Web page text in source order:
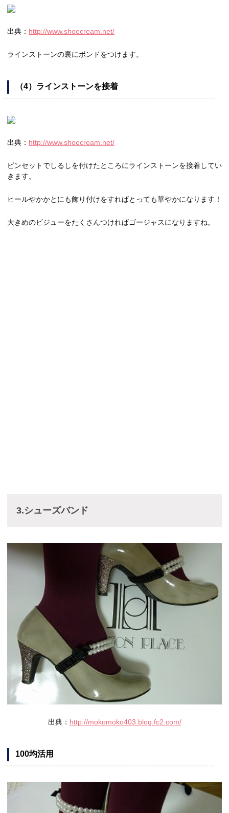
出典： http://www.shoecream.net/
ラインストーンの裏にボンドをつけます。
（4）ラインストーンを接着
出典： http://www.shoecream.net/
ピンセットでしるしを付けたところにラインストーンを接着してい
きます。
ヒールやかかとにも飾り付けをすればとっても華やかになります！
大きめのビジューをたくさんつければゴージャスになりますね。
3.シューズバンド
出典： http://mokomoko403.blog.fc2.com/
100均活用